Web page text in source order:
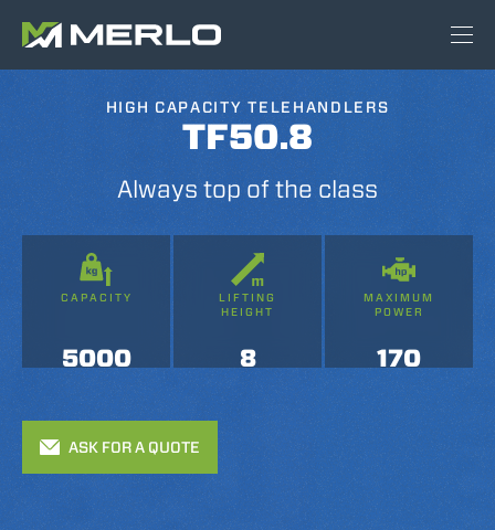
HIGH CAPACITY TELEHANDLERS
TF50.8
Always top of the class
CAPACITY
5000
LIFTING
HEIGHT
8
MAXIMUM
POWER
170
ASK FOR A QUOTE